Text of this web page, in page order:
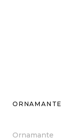
ORNAMANTE
Ornamante